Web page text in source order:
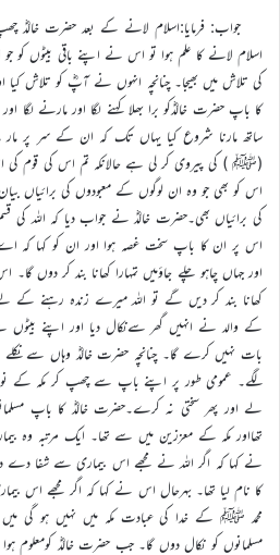
جواب: فرمایا:اسلام لانے کے بعد حضرت
اسلام لانے کا علم ہوا تو اس نے اپنے باقی بیٹوں
کی تلاش میں بھیجا۔ چنانچہ انہوں نے آپؓ کو تلاش
کا باپ حضرت خالدؓکو برا بھلا کہنے لگا اور مارنے
ساتھ مارنا شروع کیا یہاں تک کہ ان کے سر پر مار
(ﷺ ) کی پیروی کر لی ہے حالانکہ تم اس کی قوم کی
اس کو بھی جو وہ ان لوگوں کے معبودوں کی برائیاں
کی برائیاں بھی۔حضرت خالدؓ نے جواب دیا کہ اللہ
اس پر ان کا باپ سخت غصہ ہوا اور ان کو کہا کہ
اور جہاں چاہو چلے جاؤمیں تمہارا کھانا بند کر دوں
کھانا بند کر دیں گے تو اللہ میرے زندہ رہنے کے
کے والد نے انہیں گھر سےنکال دیا اور اپنے
بات نہیں کرے گا۔ چنانچہ حضرت خالدؓ وہاں سے
لگے۔ عمومی طور پر اپنے باپ سے چھپ کر مکہ کے
لے اور پھر سختی نہ کرے۔حضرت خالدؓ کا باپ
تھااور مکہ کے معززین میں سے تھا۔ ایک مرتبہ وہ
نے کہا کہ اگر اللہ نے مجھے اس بیماری سے شفا دے دی
کا نام لیا تھا۔ بہرحال اس نے کہا کہ اگر مجھے اس
محمد ﷺ کے خدا کی عبادت مکہ میں نہیں ہو گی
مسلمانوں کو نکال دوں گا۔ جب حضرت خالدؓ کومعلوم